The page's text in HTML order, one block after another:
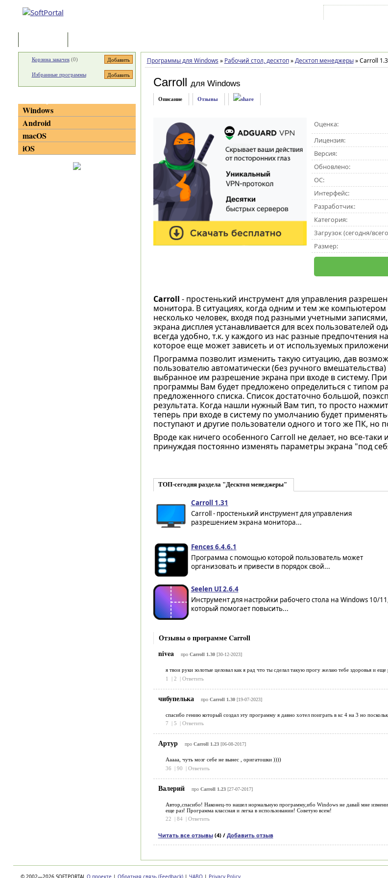
Программы для Windows » Рабочий стол, десктоп » Десктоп менеджеры »Carroll
Carroll для Windows
Описание Отзывы
Оценка:
Лицензия:
Версия:
Обновлено:
ОС:
Интерфейс:
Разработчик:
Категория:
Загрузок (сегодня/
Размер:
Carroll - простенький инструмент для управления
монитора. В ситуациях, когда одним и тем же компьютером
несколько человек, входя под разными учетными
экрана дисплея устанавливается для всех пользователей
всегда удобно, т.к. у каждого из нас разные предпочтения
которое еще может зависеть и от используемых
Программа позволит изменить такую ситуацию, дав
пользователю автоматически (без ручного вмешательства)
выбранное им разрешение экрана при входе в систему.
программы Вам будет предложено определиться с типом
предложенного списка. Список достаточно большой,
результата. Когда нашли нужный Вам тип, то просто
теперь при входе в систему по умолчанию будет
поступают и другие пользователи одного и того же ПК, но
Вроде как ничего особенного Carroll не делает, но все-
принуждая постоянно изменять параметры экрана "под
ТОП-сегодня раздела "Десктоп менеджеры"
Carroll 1.31
Carroll - простенький инструмент для управления
разрешением экрана монитора...
Fences 6.4.6.1
Программа с помощью которой пользователь может
организовать и привести в порядок свой...
Seelen UI 2.6.4
Инструмент для настройки рабочего стола на Windows 10/
который помогает повысить...
Отзывы о программе Carroll
nivea
про Carroll 1.30[30-12-2023]
я твои руки золотые целовал как я рад что ты сделал такую прогу желаю тебе здоровья и еще
1
| 2 | Ответить
чибупелька про Carroll 1.30[19-07-2023]
спасибо гению который создал эту программу я давно хотел поиграть в кс 4 на 3 но
7
| 5 | Ответить
Артур про Carroll 1.23[06-08-2017]
Ааааа, чуть мозг себе не вынес , оригатошки ))))
36
| 90 | Ответить
Валерий про Carroll 1.23[27-07-2017]
Автор,спасибо! Наконец-то нашел нормальную программу,ибо Windows не давай мне
еще раз! Программа классная и легка в использовании! Советую всем!
22
| 84 | Ответить
Читать все отзывы(4) / Добавить отзыв
Корзина закачек(0)
Избранные программы
Windows
Android
macOS
iOS
© 2002—2026 SOFTPORTAL О проекте | Обратная связь (Feedback) | ЧАВО | Privacy Policy